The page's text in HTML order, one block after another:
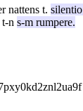
nattens t. silentio
n s-m rumpere.